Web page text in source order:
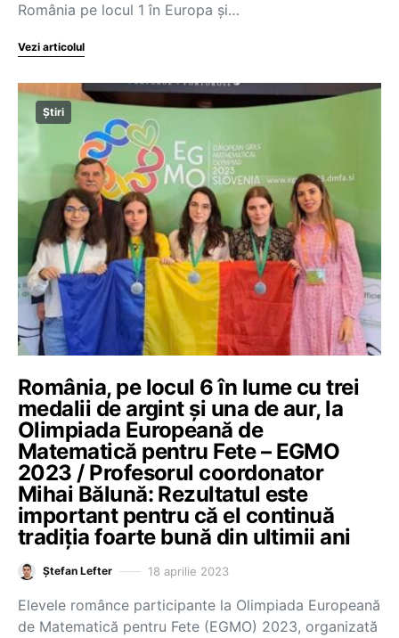
România pe locul 1 în Europa și…
Vezi articolul
Știri
România, pe locul 6 în lume cu trei
medalii de argint și una de aur, la
Olimpiada Europeană de
Matematică pentru Fete – EGMO
2023 / Profesorul coordonator
Mihai Bălună: Rezultatul este
important pentru că el continuă
tradiția foarte bună din ultimii ani
Ștefan Lefter 18 aprilie 2023
Elevele românce participante la Olimpiada Europeană
de Matematică pentru Fete (EGMO) 2023, organizată